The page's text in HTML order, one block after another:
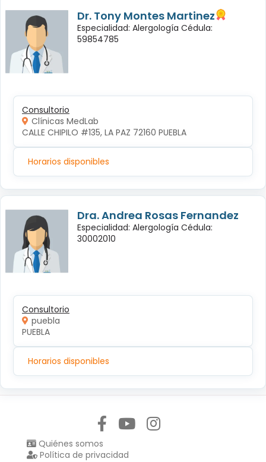
Dr. Tony Montes Martinez
Especialidad: Alergología Cédula:
59854785
Consultorio
Clínicas MedLab
CALLE CHIPILO #135, LA PAZ 72160 PUEBLA
Horarios disponibles
Dra. Andrea Rosas Fernandez
Especialidad: Alergología Cédula:
30002010
Consultorio
puebla
PUEBLA
Horarios disponibles
Quiénes somos
Política de privacidad